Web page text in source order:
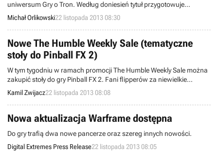
uniwersum Gry o Tron. Według doniesień tytuł przygotowuje
amerykańskie studio Telltale Games.
Michał Orlikowski22 listopada 2013 08:30
Nowe The Humble Weekly Sale (tematyczne
stoły do Pinball FX 2)
W tym tygodniu w ramach promocji The Humble Weekly Sale można
zakupić stoły do gry Pinball FX 2. Fani flipperów za niewielkie
pieniądze nabędą maszyny oparte chociażby na marce Star Wars
czy też Avengers.
Kamil Zwijacz22 listopada 2013 08:08
Nowa aktualizacja Warframe dostępna
Do gry trafią dwa nowe pancerze oraz szereg innych nowości.
Digital Extremes Press Release22 listopada 2013 08:05